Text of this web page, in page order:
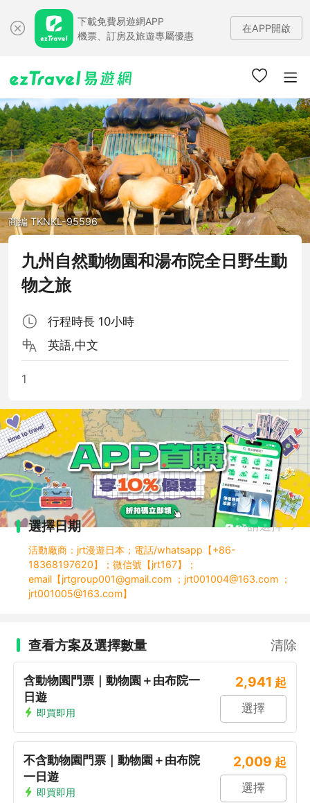
下載免費易遊網APP
機票、訂房及旅遊專屬優惠
在APP開啟
商編 TKNKL-95596
九州自然動物園和湯布院全日野生動
物之旅
行程時長 10小時
英語,中文
1
選擇日期 請選擇
活動廠商：jrt漫遊日本；電話/whatsapp【+86-
18368197620】；微信號【jrt167】；
email【jrtgroup001@gmail.com ；jrt001004@163.com ；
jrt001005@163.com】
查看方案及選擇數量 清除
含動物園門票｜動物園＋由布院一
日遊
即買即用
2,941 起
選擇
不含動物園門票｜動物園＋由布院
一日遊
即買即用
2,009 起
選擇